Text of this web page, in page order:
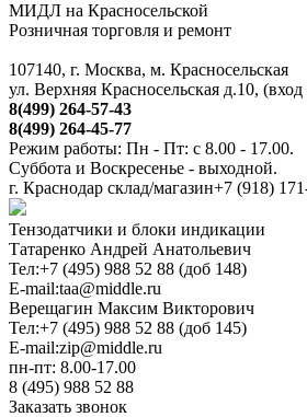
МИДЛ на Красносельской
Розничная торговля и ремонт
107140, г. Москва, м. Красносельская
ул. Верхняя Красносельская д.10, (вход
8(499) 264-57-43
8(499) 264-45-77
Режим работы: Пн - Пт: с 8.00 - 17.00.
Суббота и Воскресенье - выходной.
г. Краснодар склад/магазин+7 (918)
Тензодатчики и блоки индикации
Татаренко Андрей Анатольевич
Тел:+7 (495) 988 52 88 (доб 148)
E-mail:taa@middle.ru
Верещагин Максим Викторович
Тел:+7 (495) 988 52 88 (доб 145)
E-mail:zip@middle.ru
пн-пт: 8.00-17.00
8 (495) 988 52 88
Заказать звонок